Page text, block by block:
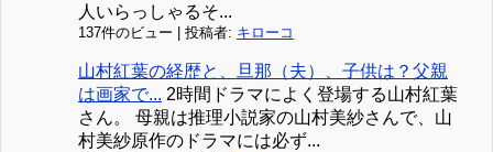
人いらっしゃるそ...
137件のビュー 投稿者: キローコ
山村紅葉の経歴と、旦那（夫）、子供は？父親
は画家で... 2時間ドラマによく登場する山村紅葉
さん。 母親は推理小説家の山村美紗さんで、山
村美紗原作のドラマには必ず...